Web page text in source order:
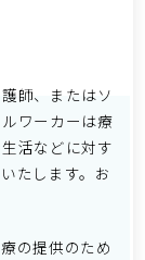
師、またはソ
ワーカーは療
活などに対す
たします。お
の提供のため